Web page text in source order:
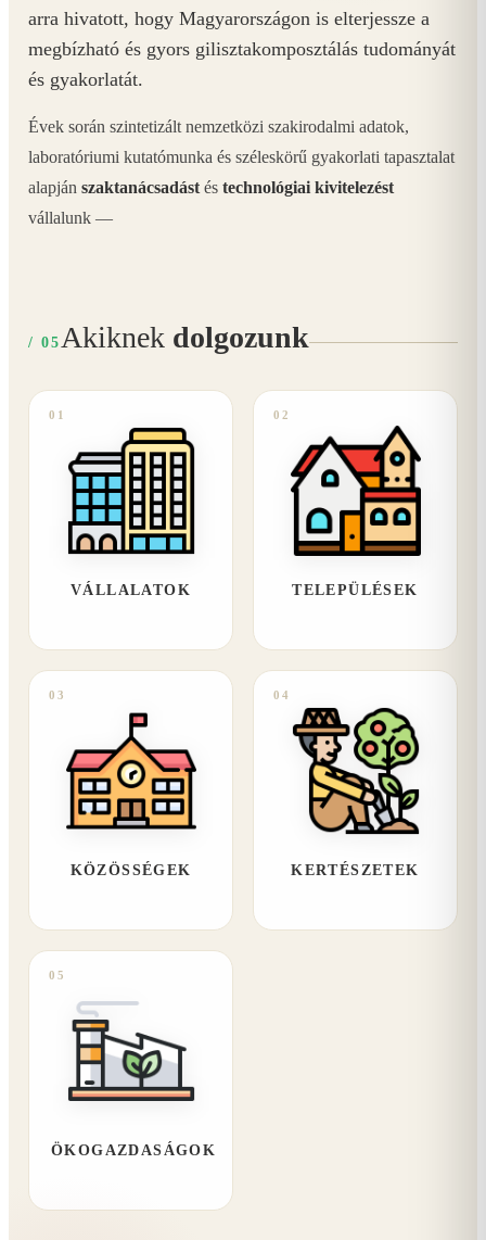
arra hivatott, hogy Magyarországon is elterjessze a
megbízható és gyors gilisztakomposztálás tudományát
és gyakorlatát.
Évek során szintetizált nemzetközi szakirodalmi adatok,
laboratóriumi kutatómunka és széleskörű gyakorlati tapasztalat
alapján szaktanácsadást és technológiai kivitelezést
vállalunk —
/ 05 Akiknek dolgozunk
01
VÁLLALATOK
02
TELEPÜLÉSEK
03
KÖZÖSSÉGEK
04
KERTÉSZETEK
05
ÖKOGAZDASÁGOK